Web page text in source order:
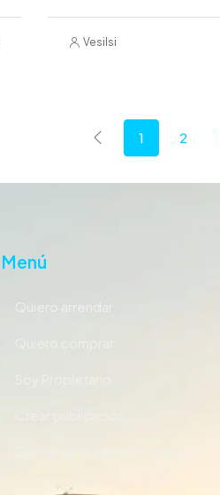
Vesilsi
1 2
Menú
Quiero arrendar